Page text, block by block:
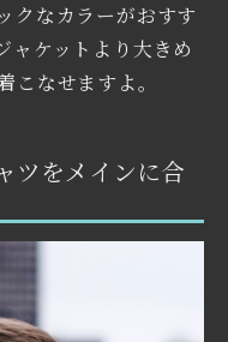
クなカラーがおすす
ャケットより大きめ
こなせますよ。
ツをメインに合